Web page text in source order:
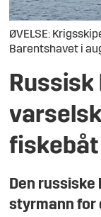
ØVELSE:
Barentshavet i
fiskebåt
Den
styrmann for